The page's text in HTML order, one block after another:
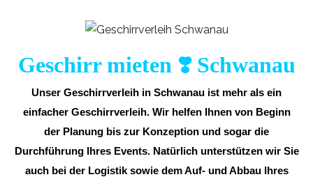
Geschirr mieten ❣️ Schwanau
Unser Geschirrverleih in Schwanau ist mehr als ein
einfacher Geschirrverleih. Wir helfen Ihnen von Beginn
der Planung bis zur Konzeption und sogar die
Durchführung Ihres Events. Natürlich unterstützen wir Sie
auch bei der Logistik sowie dem Auf- und Abbau Ihres